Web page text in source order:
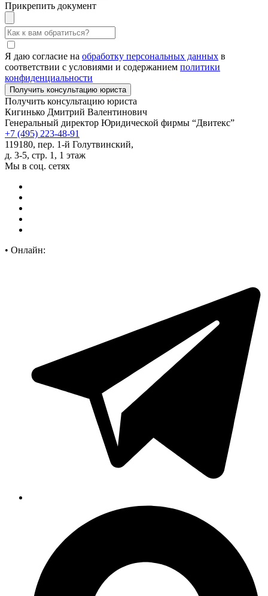
Прикрепить документ
Я даю согласие на обработку персональных данных в
соответствии с условиями и содержанием политики
конфиденциальности
Получить консультацию юриста
Кигинько Дмитрий Валентинович
Генеральный директор Юридической фирмы “Двитекс”
+7 (495) 223-48-91
119180, пер. 1-й Голутвинский,
д. 3-5, стр. 1, 1 этаж
Мы в соц. сетях
• Онлайн: